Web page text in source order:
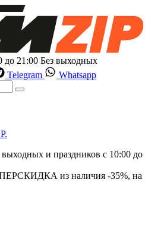
до 21:00 Без выходных
Telegram Whatsapp
Р.
и праздников с 10:00 до
из наличия -35%, на